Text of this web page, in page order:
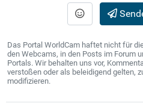
Das Portal WorldCam haftet nicht für
den Webcams, in den Posts im Forum
Portals. Wir behalten uns vor,
verstoßen oder als beleidigend gelten,
modifizieren.